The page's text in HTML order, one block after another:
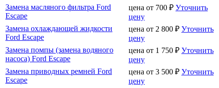
Замена масляного фильтра Ford
Escape
цена от 700 ₽ Уточнить
цену
Замена охлаждающей жидкости
Ford Escape
цена от 2 800 ₽ Уточнить
цену
Замена помпы (замена водяного
насоса) Ford Escape
цена от 1 750 ₽ Уточнить
цену
Замена приводных ремней Ford
Escape
цена от 3 500 ₽ Уточнить
цену